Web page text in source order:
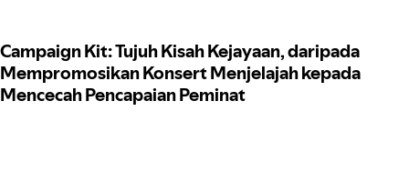
Campaign Kit: Tujuh Kisah Kejayaan, daripada
Mempromosikan Konsert Menjelajah kepada
Mencecah Pencapaian Peminat